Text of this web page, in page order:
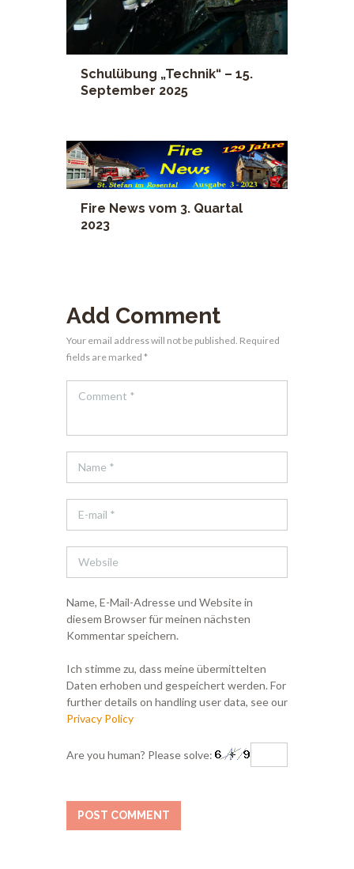
Schulübung „Technik“ – 15.
September 2025
Fire News vom 3. Quartal
2023
Add Comment
Your email address will not be published. Required
fields are marked *
Name, E-Mail-Adresse und Website in
diesem Browser für meinen nächsten
Kommentar speichern.
Ich stimme zu, dass meine übermittelten
Daten erhoben und gespeichert werden. For
further details on handling user data, see our
Privacy Policy
Are you human? Please solve: